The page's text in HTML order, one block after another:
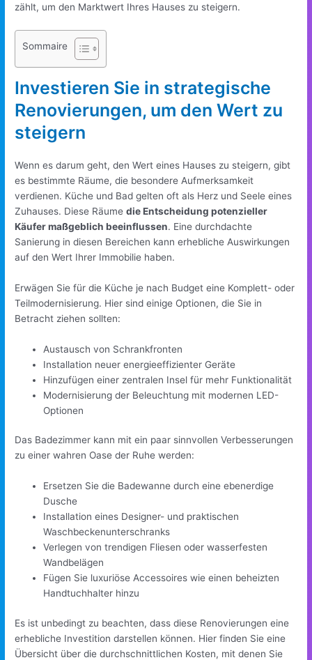
zählt, um den Marktwert Ihres Hauses zu steigern.
Sommaire
Investieren Sie in strategische
Renovierungen, um den Wert zu
steigern
Wenn es darum geht, den Wert eines Hauses zu steigern, gibt
es bestimmte Räume, die besondere Aufmerksamkeit
verdienen. Küche und Bad gelten oft als Herz und Seele eines
Zuhauses. Diese Räumedie Entscheidung potenzieller
Käufer maßgeblich beeinflussen. Eine durchdachte
Sanierung in diesen Bereichen kann erhebliche Auswirkungen
auf den Wert Ihrer Immobilie haben.
Erwägen Sie für die Küche je nach Budget eine Komplett- oder
Teilmodernisierung. Hier sind einige Optionen, die Sie in
Betracht ziehen sollten:
Austausch von Schrankfronten
Installation neuer energieeffizienter Geräte
Hinzufügen einer zentralen Insel für mehr Funktionalität
Modernisierung der Beleuchtung mit modernen LED-
Optionen
Das Badezimmer kann mit ein paar sinnvollen Verbesserungen
zu einer wahren Oase der Ruhe werden:
Ersetzen Sie die Badewanne durch eine ebenerdige
Dusche
Installation eines Designer- und praktischen
Waschbeckenunterschranks
Verlegen von trendigen Fliesen oder wasserfesten
Wandbelägen
Fügen Sie luxuriöse Accessoires wie einen beheizten
Handtuchhalter hinzu
Es ist unbedingt zu beachten, dass diese Renovierungen eine
erhebliche Investition darstellen können. Hier finden Sie eine
Übersicht über die durchschnittlichen Kosten, mit denen Sie